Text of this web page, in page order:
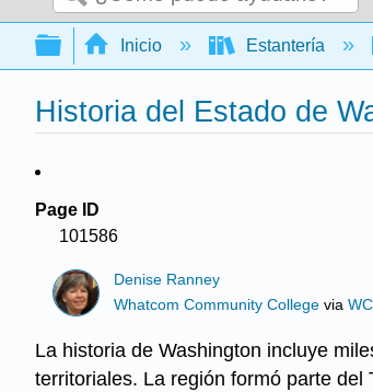
Buscar
Expandir/contraer
Inicio Estantería
Historia del Estado de
Page ID
101586
Denise Ranney
Whatcom Community College via
La historia de Washington incluye
territoriales. La región formó parte